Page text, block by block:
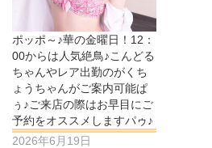
ポッポ～♪華の金曜日！12：
00からは人気絶鳥♪こんどる
ちゃんやレア出勤のがくち
ょうちゃんがご案内可能ぱ
ぅ♪ご来店の際はお早目にご
予約をオススメしますパゥ♪
2026年6月19日